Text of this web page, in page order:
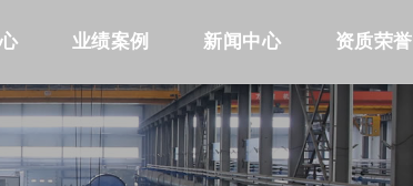
业绩案例 新闻中心 资质荣誉